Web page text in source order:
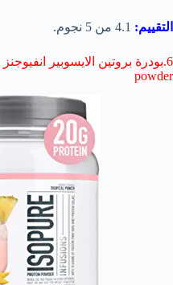
التقييم: 4.1 من 5 نجوم.
6.بودرة بروتين الايسوبير انفيوجنز I
powder